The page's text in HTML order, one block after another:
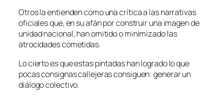
Otros la entienden como una crítica a las narrativas
oficiales que, en su afán por construir una imagen de
unidad nacional, han omitido o minimizado las
atrocidades cometidas.
Lo cierto es que estas pintadas han logrado lo que
pocas consignas callejeras consiguen: generar un
diálogo colectivo.